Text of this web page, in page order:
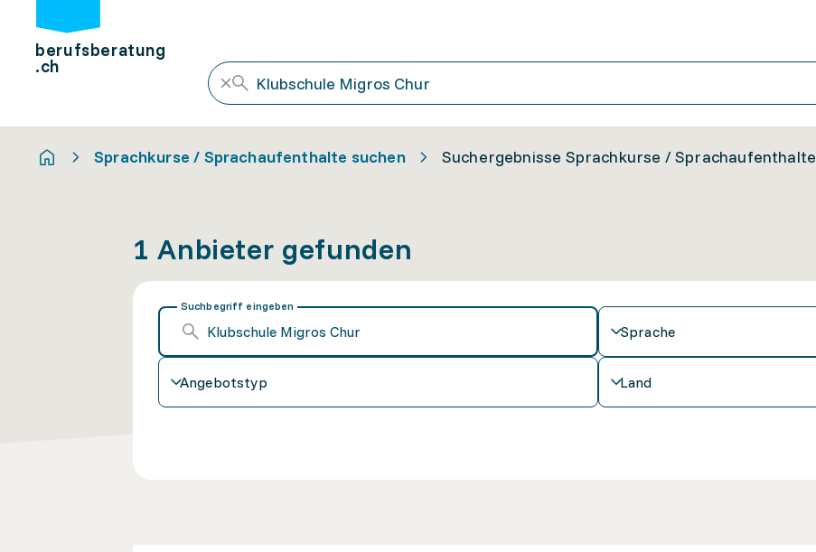
berufsberatung
.ch
Sprachkurse / Sprachaufenthalte suchen Suchergebnisse Sprachkurse / Sprachaufenthalte
1 Anbieter gefunden
Suchbegriff eingeben
Sprache
Angebotstyp Land